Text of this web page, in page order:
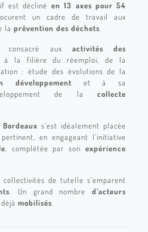
est décliné en 13 axes pour 54
un cadre de travail aux
la prévention des déchets
aux activités des
, à la filière du réemploi, de la
: étude des évolutions de la
et à sa
de lacollecte
s’est idéalement placée
en engageant l’initiative
, complétée par sonexpérience
de tutelle s’emparent
. Un grand nombred’acteurs
mobilisés